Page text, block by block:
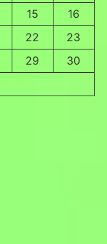
15
16
22
23
29
30